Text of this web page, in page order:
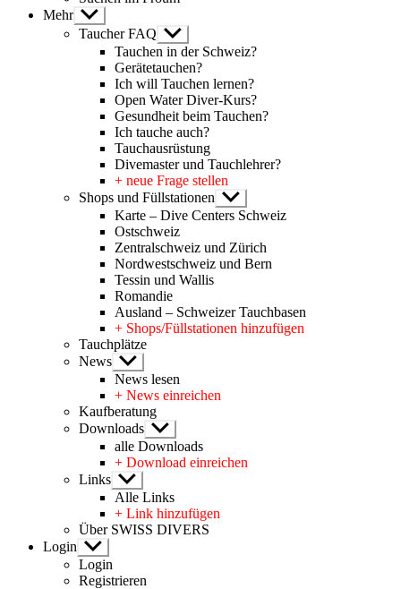
Mehr Untermenü
anzeigen
Taucher FAQ Untermenü
anzeigen
Tauchen in der Schweiz?
Gerätetauchen?
Ich will Tauchen lernen?
Open Water Diver-Kurs?
Gesundheit beim Tauchen?
Ich tauche auch?
Tauchausrüstung
Divemaster und Tauchlehrer?
+ neue Frage stellen
Shops und Füllstationen Untermenü
anzeigen
Karte – Dive Centers Schweiz
Ostschweiz
Zentralschweiz und Zürich
Nordwestschweiz und Bern
Tessin und Wallis
Romandie
Ausland – Schweizer Tauchbasen
+ Shops/Füllstationen hinzufügen
Tauchplätze
News Untermenü
anzeigen
News lesen
+ News einreichen
Kaufberatung
Downloads Untermenü
anzeigen
alle Downloads
+ Download einreichen
Links Untermenü
anzeigen
Alle Links
+ Link hinzufügen
Über SWISS DIVERS
Login Untermenü
anzeigen
Login
Registrieren